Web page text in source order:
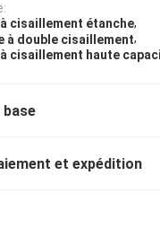
cisaillement étanche,
à double cisaillement,
cisaillement haute
et expédition